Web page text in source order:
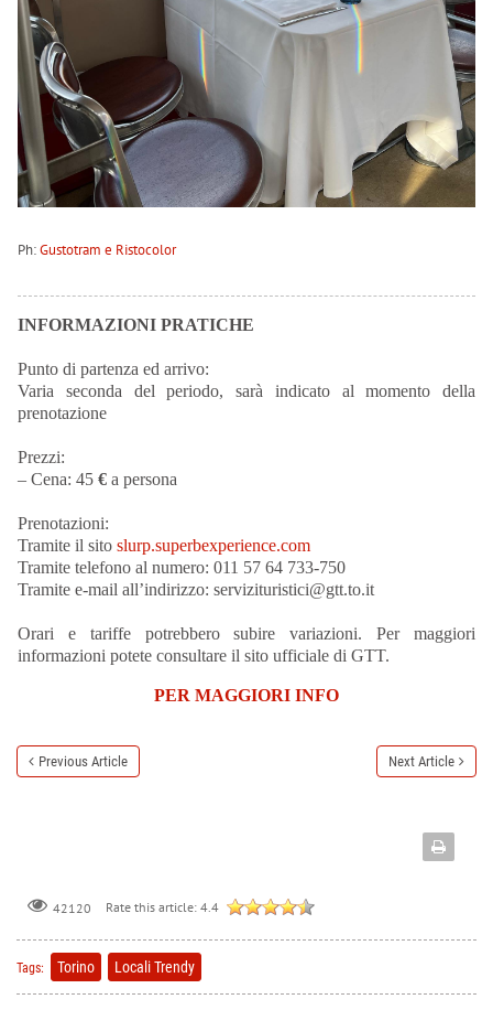
Ph:Gustotram e Ristocolor
INFORMAZIONI PRATICHE
Punto di partenza ed arrivo:
Varia seconda del periodo, sarà indicato al momento della
prenotazione
Prezzi:
– Cena: 45 € a persona
Prenotazioni:
Tramite il sito slurp.superbexperience.com
Tramite telefono al numero: 011 57 64 733-750
Tramite e-mail all’indirizzo: servizituristici@gtt.to.it
Orari e tariffe potrebbero subire variazioni. Per maggiori
informazioni potete consultare il sito ufficiale di GTT.
PER MAGGIORI INFO
Previous Article Next Article
42120 Rate this article: 4.4
Tags: Torino Locali Trendy